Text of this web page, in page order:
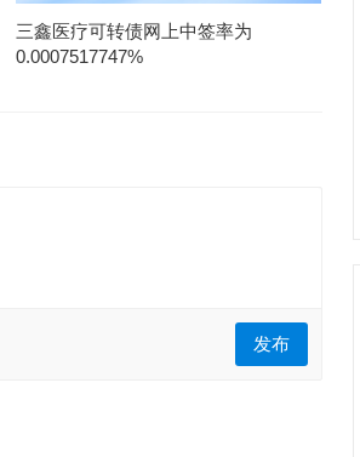
三鑫医疗可转债网上中签率为
0.0007517747%
发布